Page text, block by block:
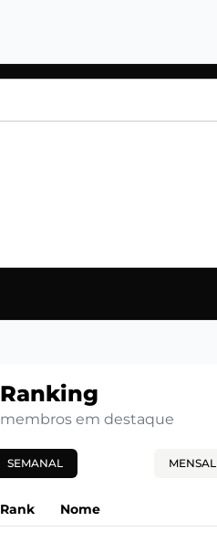
Ranking
membros em destaque
SEMANAL MENSAL
Rank Nome